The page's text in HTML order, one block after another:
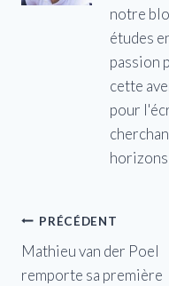
notre
études
passion
cette
pour
Navigation
de
PRÉCÉDENT
Mathieu van der Poel
remporte sa première